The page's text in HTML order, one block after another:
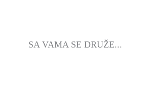
SA VAMA SE DRUŽE...